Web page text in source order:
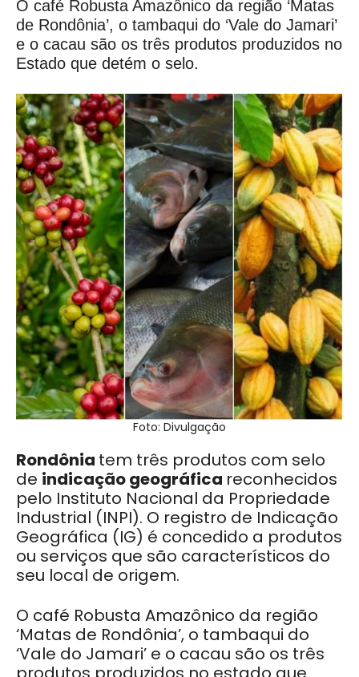
O café Robusta Amazônico da região ‘Matas
de Rondônia’, o tambaqui do ‘Vale do Jamari’
e o cacau são os três produtos produzidos no
Estado que detém o selo.
Foto: Divulgação
Rondônia tem três produtos com selo
de indicação geográfica reconhecidos
pelo Instituto Nacional da Propriedade
Industrial (INPI). O registro de Indicação
Geográfica (IG) é concedido a produtos
ou serviços que são característicos do
seu local de origem.
O café Robusta Amazônico da região
‘Matas de Rondônia’, o tambaqui do
‘Vale do Jamari’ e o cacau são os três